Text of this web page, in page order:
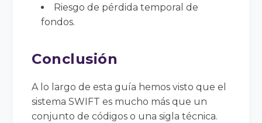
Riesgo de pérdida temporal de
fondos.
Conclusión
A lo largo de esta guía hemos visto que el
sistema SWIFT es mucho más que un
conjunto de códigos o una sigla técnica.